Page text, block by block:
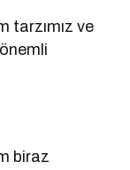
tarzımız ve
biraz